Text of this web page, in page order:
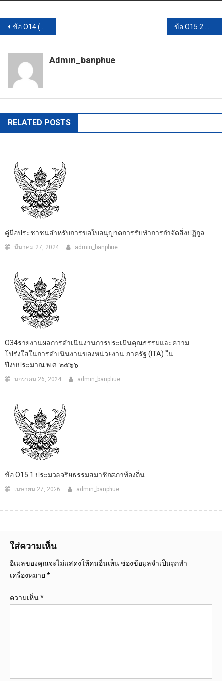
แนะแนว
เรื่อง
ข้อ O14 (1) รายงานผลการบริหารทรัพยากรบุคคลประจําปีงบประมาณพ.ศ. ๒๕๖๘
Admin_banphue
RELATED POSTS
คู่มือประชาชนสำหรับการขอใบอนุญาตการรับทำการกำจัดสิ่งปฏิกูล
มีนาคม 27, 2024 admin_banphue
O34รายงานผลการดำเนินงานการประเมินคุณธรรมและความ
โปร่งใสในการดำเนินงานของหน่วยงาน ภาครัฐ (ITA) ใน
ปีงบประมาณ พ.ศ. ๒๕๖๖
มกราคม 26, 2024 admin_banphue
ข้อ O15.1 ประมวลจริยธรรมสมาชิกสภาท้องถิ่น
เมษายน 27, 2026 admin_banphue
ใส่ความเห็น
อีเมลของคุณจะไม่แสดงให้คนอื่นเห็น ช่องข้อมูลจำเป็นถูกทำ
เครื่องหมาย *
ความเห็น*